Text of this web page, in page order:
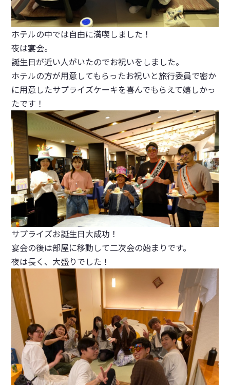
ホテルの中では自由に満喫しました！
夜は宴会。
誕生日が近い人がいたのでお祝いをしました。
ホテルの方が用意してもらったお祝いと旅行委員で密か
に用意したサプライズケーキを喜んでもらえて嬉しかっ
たです！
サプライズお誕生日大成功！
宴会の後は部屋に移動して二次会の始まりです。
夜は長く、大盛りでした！